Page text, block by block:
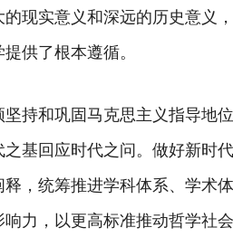
现实意义和深远的历史意义
供了根本遵循。
持和巩固马克思主义指导地
基回应时代之问。做好新时
，统筹推进学科体系、学术
力，以更高标准推动哲学社